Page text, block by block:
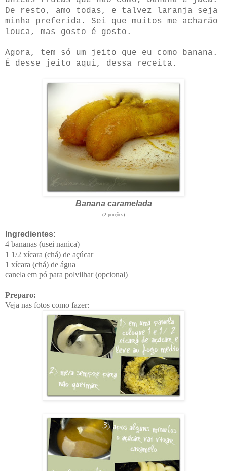
De resto, amo todas, e talvez laranja seja
minha preferida. Sei que muitos me acharão
louca, mas gosto é gosto.
Agora, tem só um jeito que eu como banana.
É desse jeito aqui, dessa receita.
Banana caramelada
(2 porções)
Ingredientes:
4 bananas (usei nanica)
1 1/2 xícara (chá) de açúcar
1 xícara (chá) de água
canela em pó para polvilhar (opcional)
Preparo:
Veja nas fotos como fazer: